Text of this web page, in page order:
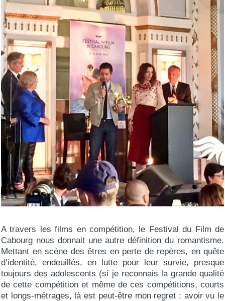
A travers les films en compétition, le Festival du Film de
Cabourg nous donnait une autre définition du romantisme.
Mettant en scène des êtres en perte de repères, en quête
d’identité, endeuillés, en lutte pour leur survie, presque
toujours des adolescents (si je reconnais la grande qualité
de cette compétition et même de ces compétitions, courts
et longs-métrages, là est peut-être mon regret : avoir vu le